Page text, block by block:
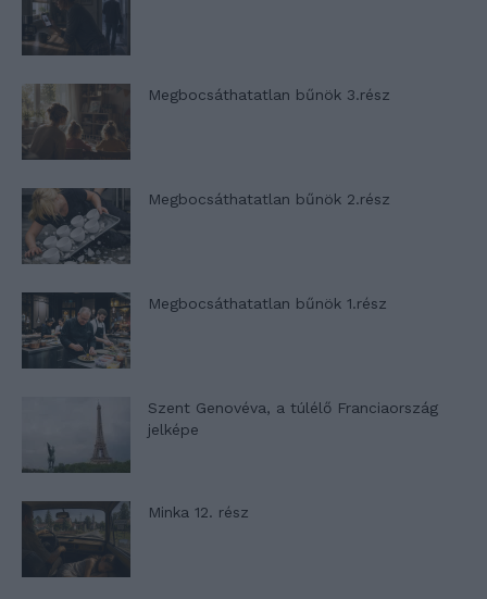
Megbocsáthatatlan bűnök 3.rész
Megbocsáthatatlan bűnök 2.rész
Megbocsáthatatlan bűnök 1.rész
Szent Genovéva, a túlélő Franciaország
jelképe
Minka 12. rész